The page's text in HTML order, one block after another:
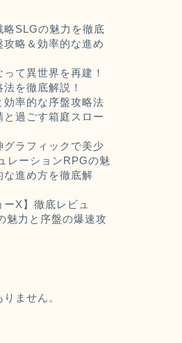
略SLGの魅力を徹底
略＆効率的な進め
って異世界を再建！
を徹底解説！
効率的な序盤攻略法
過ごす箱庭スロー
グラフィックで美少
レーションRPGの魅
な進め方を徹底解
ーX】徹底レビュ
魅力と序盤の爆速攻
ません。